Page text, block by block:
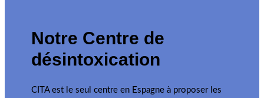
Notre Centre de
désintoxication
CITA est le seul centre en Espagne à proposer les